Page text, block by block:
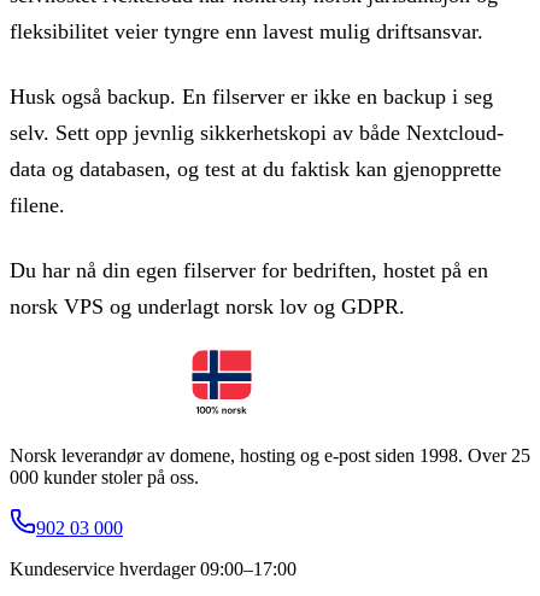
fleksibilitet veier tyngre enn lavest mulig driftsansvar.
Husk også backup. En filserver er ikke en backup i seg
selv. Sett opp jevnlig sikkerhetskopi av både Nextcloud-
data og databasen, og test at du faktisk kan gjenopprette
filene.
Du har nå din egen filserver for bedriften, hostet på en
norsk VPS og underlagt norsk lov og GDPR.
Norsk leverandør av domene, hosting og e-post siden 1998. Over 25
000 kunder stoler på oss.
902 03 000
Kundeservice hverdager 09:00–17:00